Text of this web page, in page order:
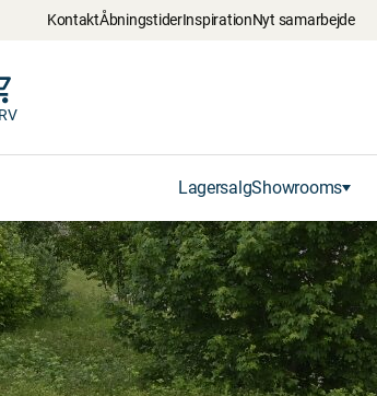
KontaktÅbningstiderInspirationNyt samarbejde
LagersalgShowrooms